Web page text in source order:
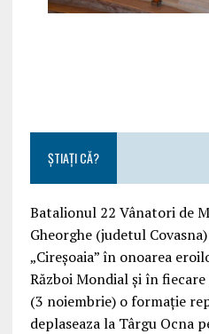
ȘTIAȚI CĂ?
Batalionul 22 Vânatori de
Gheorghe (judetul
„Cireșoaia” în onoarea
Război Mondial și în
(3 noiembrie) o formație
deplaseaza la Târgu Ocna